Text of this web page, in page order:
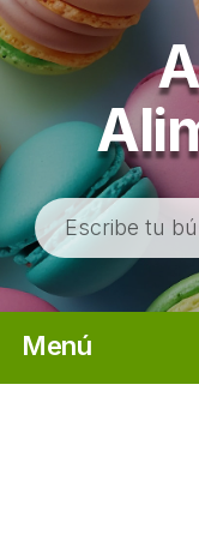
Menú